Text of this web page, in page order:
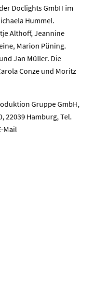
Doclights GmbH im
Hummel.
Althoff, Jeannine
Marion Püning.
Jan Müller. Die
Conze und Moritz
Gruppe GmbH,
22039 Hamburg, Tel.
Mail